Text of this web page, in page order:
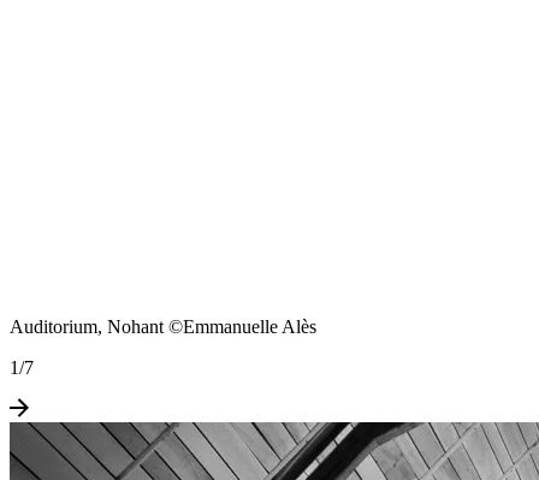
Auditorium, Nohant ©Emmanuelle Alès
1/7